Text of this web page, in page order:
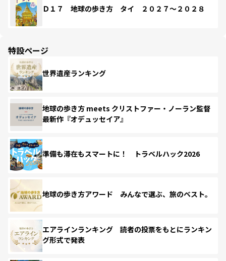
Ｄ１７ 地球の歩き方 タイ ２０２７～２０２８
特設ページ
世界遺産ランキング
地球の歩き方 meets クリストファー・ノーラン監督
最新作『オデュッセイア』
準備も滞在もスマートに！ トラベルハック2026
地球の歩き方アワード みんなで選ぶ、旅のベスト。
エアラインランキング 読者の投票をもとにランキン
グ形式で発表